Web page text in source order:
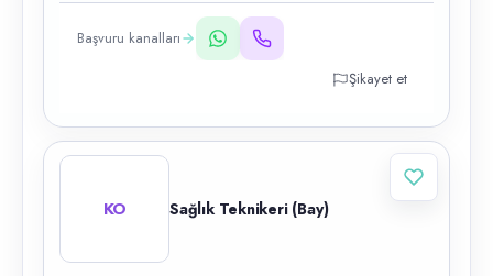
Başvuru kanalları
Şikayet et
KO Sağlık Teknikeri (Bay)